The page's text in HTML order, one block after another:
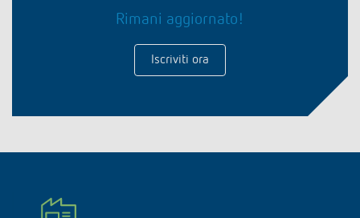
Rimani aggiornato!
Iscriviti ora